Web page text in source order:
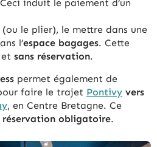
induit le paiement d’un
(ou le plier), le mettre dans une
l’espace bagages. Cette
et sans réservation.
permet également de
faire le trajet Pontivy vers
, en Centre Bretagne. Ce
réservation obligatoire.